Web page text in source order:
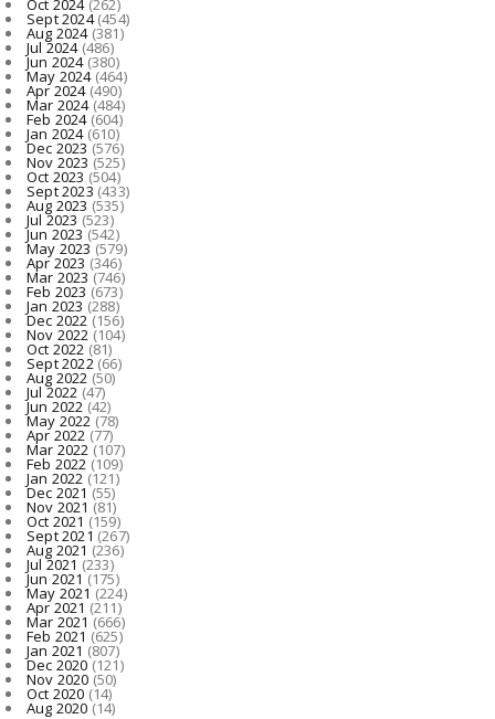
Oct 2024(262)
Sept 2024(454)
Aug 2024(381)
Jul 2024(486)
Jun 2024(380)
May 2024(464)
Apr 2024(490)
Mar 2024(484)
Feb 2024(604)
Jan 2024(610)
Dec 2023(576)
Nov 2023 (525)
Oct 2023 (504)
Sept 2023 (433)
Aug 2023 (535)
Jul 2023 (523)
Jun 2023(542)
May 2023(579)
Apr 2023 (346)
Mar 2023 (746)
Feb 2023 (673)
Jan 2023 (288)
Dec 2022(156)
Nov 2022 (104)
Oct 2022 (81)
Sept 2022(66)
Aug 2022 (50)
Jul 2022 (47)
Jun 2022(42)
May 2022(78)
Apr 2022 (77)
Mar 2022(107)
Feb 2022 (109)
Jan 2022 (121)
Dec 2021 (55)
Nov 2021 (81)
Oct 2021 (159)
Sept 2021 (267)
Aug 2021 (236)
Jul 2021 (233)
Jun 2021(175)
May 2021(224)
Apr 2021 (211)
Mar 2021 (666)
Feb 2021 (625)
Jan 2021 (807)
Dec 2020(121)
Nov 2020 (50)
Oct 2020 (14)
Aug 2020(14)